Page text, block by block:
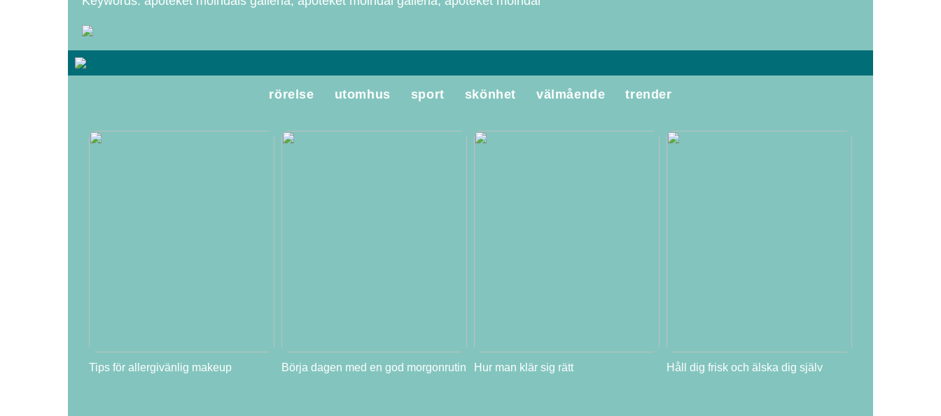
rörelse utomhus sport skönhet välmående trender
Tips för allergivänlig makeup Börja dagen med en god morgonrutin Hur man klär sig rätt Håll dig frisk och älska dig själv